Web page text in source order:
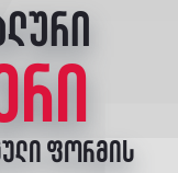
ფორმის